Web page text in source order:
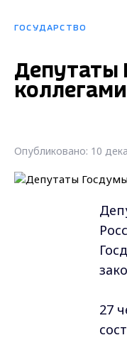
ГОСУДАРСТВО
Депутаты
коллегами
Опубликовано: 10
27